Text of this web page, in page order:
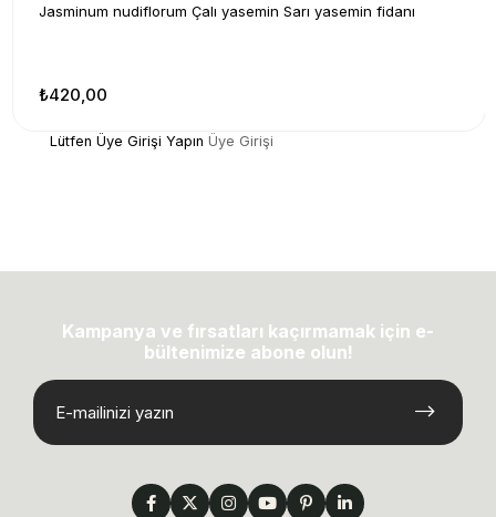
Jasminum nudiflorum Çalı yasemin Sarı yasemin fidanı
₺420,00
Lütfen Üye Girişi Yapın Üye Girişi
Kampanya ve fırsatları kaçırmamak için e-
bültenimize abone olun!